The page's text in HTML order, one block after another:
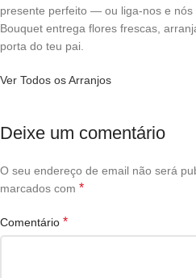
presente perfeito — ou liga-nos e nós
Bouquet entrega flores frescas,
porta do teu pai.
Ver Todos os Arranjos
Deixe um comentário
O seu endereço de email não será
marcados com *
Comentário *